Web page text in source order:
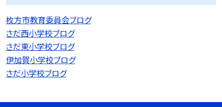
枚方市教育委員会ブログ
さだ西小学校ブログ
さだ東小学校ブログ
伊加賀小学校ブログ
さだ小学校ブログ